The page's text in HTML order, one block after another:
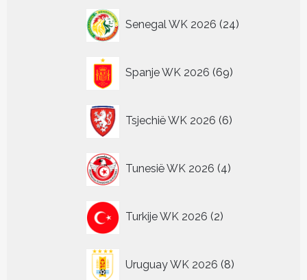
Senegal WK 2026 24
producten
Spanje WK 2026 69
producten
Tsjechië WK 2026 6
producten
Tunesië WK 2026 4
producten
Turkije WK 2026 2
producten
Uruguay WK 2026 8
producten